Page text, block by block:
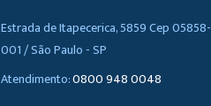
Estrada de Itapecerica, 5859 Cep 05858-
001 / São Paulo - SP
Atendimento:0800 948 0048